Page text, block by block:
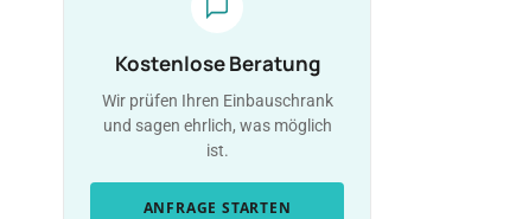
Kostenlose Beratung
Wir prüfen Ihren Einbauschrank
und sagen ehrlich, was möglich
ist.
ANFRAGE STARTEN